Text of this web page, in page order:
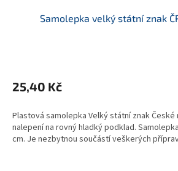
Samolepka velký státní znak
produktu
je
z
5
hvězdiček.
25,40 Kč
Plastová samolepka Velký státní znak
nalepení na rovný hladký podklad.
cm. Je nezbytnou součástí veškerých